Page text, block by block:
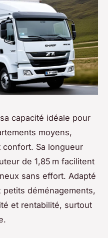
capacité idéale pour
moyens,
Sa longueur
de 1,85 m facilitent
sans effort. Adapté
déménagements,
et rentabilité, surtout